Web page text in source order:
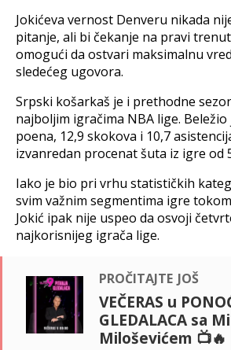
Jokićeva vernost Denveru nikada
pitanje, ali bi čekanje na pravi
omogući da ostvari maksimalnu
sledećeg ugovora.
Srpski košarkaš je i prethodne
najboljim igračima NBA lige.
poena, 12,9 skokova i 10,7
izvanredan procenat šuta iz igre od
Iako je bio pri vrhu statističkih
svim važnim segmentima igre
Jokić ipak nije uspeo da osvoji
najkorisnijeg igrača lige.
pročitajte još
VEČERAS u
GLEDALACA sa
Miloševićem 📺🔥